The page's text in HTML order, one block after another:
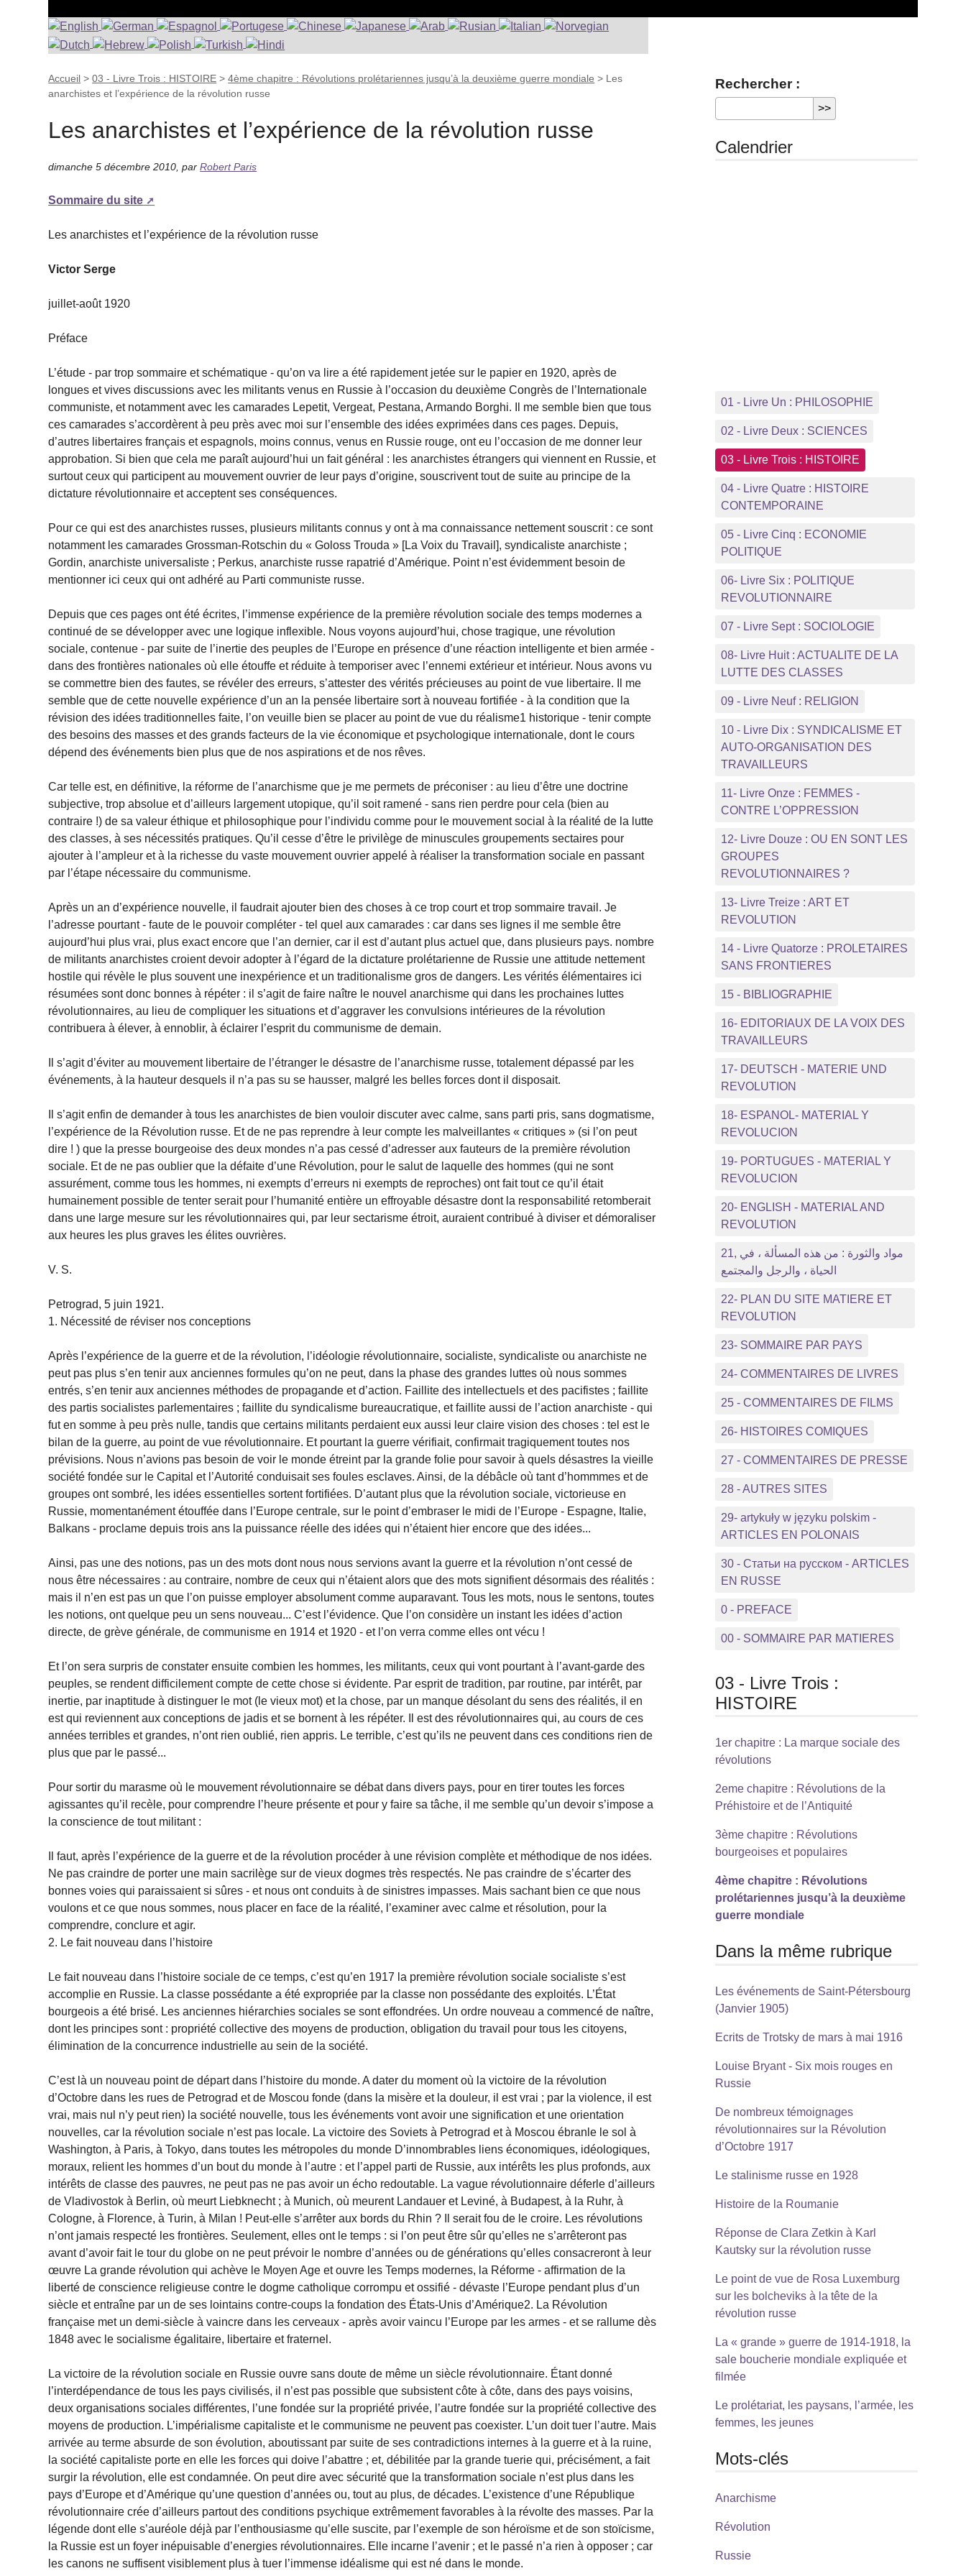
Accueil >03 - Livre Trois : HISTOIRE >4ème chapitre : Révolutions prolétariennes jusqu’à la deuxième guerre mondiale > Les
anarchistes et l’expérience de la révolution russe
Les anarchistes et l’expérience de la révolution russe
dimanche 5 décembre 2010 ,parRobert Paris
Sommaire du site
Les anarchistes et l’expérience de la révolution russe
Victor Serge
juillet-août 1920
Préface
L’étude - par trop sommaire et schématique - qu’on va lire a été rapidement jetée sur le papier en 1920, après de
longues et vives discussions avec les militants venus en Russie à l’occasion du deuxième Congrès de l’Internationale
communiste, et notamment avec les camarades Lepetit, Vergeat, Pestana, Armando Borghi. Il me semble bien que tous
ces camarades s’accordèrent à peu près avec moi sur l’ensemble des idées exprimées dans ces pages. Depuis,
d’autres libertaires français et espagnols, moins connus, venus en Russie rouge, ont eu l’occasion de me donner leur
approbation. Si bien que cela me paraît aujourd’hui un fait général : les anarchistes étrangers qui viennent en Russie, et
surtout ceux qui participent au mouvement ouvrier de leur pays d’origine, souscrivent tout de suite au principe de la
dictature révolutionnaire et acceptent ses conséquences.
Pour ce qui est des anarchistes russes, plusieurs militants connus y ont à ma connaissance nettement souscrit : ce sont
notamment les camarades Grossman-Rotschin du « Goloss Trouda » [La Voix du Travail], syndicaliste anarchiste ;
Gordin, anarchiste universaliste ; Perkus, anarchiste russe rapatrié d’Amérique. Point n’est évidemment besoin de
mentionner ici ceux qui ont adhéré au Parti communiste russe.
Depuis que ces pages ont été écrites, l’immense expérience de la première révolution sociale des temps modernes a
continué de se développer avec une logique inflexible. Nous voyons aujourd’hui, chose tragique, une révolution
sociale, contenue - par suite de l’inertie des peuples de l’Europe en présence d’une réaction intelligente et bien armée -
dans des frontières nationales où elle étouffe et réduite à temporiser avec l’ennemi extérieur et intérieur. Nous avons vu
se commettre bien des fautes, se révéler des erreurs, s’attester des vérités précieuses au point de vue libertaire. Il me
semble que de cette nouvelle expérience d’un an la pensée libertaire sort à nouveau fortifiée - à la condition que la
révision des idées traditionnelles faite, l’on veuille bien se placer au point de vue du réalisme1 historique - tenir compte
des besoins des masses et des grands facteurs de la vie économique et psychologique internationale, dont le cours
dépend des événements bien plus que de nos aspirations et de nos rêves.
Car telle est, en définitive, la réforme de l’anarchisme que je me permets de préconiser : au lieu d’être une doctrine
subjective, trop absolue et d’ailleurs largement utopique, qu’il soit ramené - sans rien perdre pour cela (bien au
contraire !) de sa valeur éthique et philosophique pour l’individu comme pour le mouvement social à la réalité de la lutte
des classes, à ses nécessités pratiques. Qu’il cesse d’être le privilège de minuscules groupements sectaires pour
ajouter à l’ampleur et à la richesse du vaste mouvement ouvrier appelé à réaliser la transformation sociale en passant
par l’étape nécessaire du communisme.
Après un an d’expérience nouvelle, il faudrait ajouter bien des choses à ce trop court et trop sommaire travail. Je
l’adresse pourtant - faute de le pouvoir compléter - tel quel aux camarades : car dans ses lignes il me semble être
aujourd’hui plus vrai, plus exact encore que l’an dernier, car il est d’autant plus actuel que, dans plusieurs pays. nombre
de militants anarchistes croient devoir adopter à l’égard de la dictature prolétarienne de Russie une attitude nettement
hostile qui révèle le plus souvent une inexpérience et un traditionalisme gros de dangers. Les vérités élémentaires ici
résumées sont donc bonnes à répéter : il s’agit de faire naître le nouvel anarchisme qui dans les prochaines luttes
révolutionnaires, au lieu de compliquer les situations et d’aggraver les convulsions intérieures de la révolution
contribuera à élever, à ennoblir, à éclairer l’esprit du communisme de demain.
Il s’agit d’éviter au mouvement libertaire de l’étranger le désastre de l’anarchisme russe, totalement dépassé par les
événements, à la hauteur desquels il n’a pas su se hausser, malgré les belles forces dont il disposait.
Il s’agit enfin de demander à tous les anarchistes de bien vouloir discu­ter avec calme, sans parti pris, sans dogmatisme,
l’expérience de la Révo­lution russe. Et de ne pas reprendre à leur compte les malveillantes « critiques » (si l’on peut
dire ! ) que la presse bourgeoise des deux mondes n’a pas cessé d’adresser aux fauteurs de la première révolution
sociale. Et de ne pas oublier que la défaite d’une Révolution, pour le salut de laquelle des hommes (qui ne sont
assurément, comme tous les hommes, ni exempts d’erreurs ni exempts de reproches) ont fait tout ce qu’il était
humainement possible de tenter serait pour l’humanité entière un effroyable désastre dont la responsabilité retomberait
dans une large mesure sur les révolutionnaires qui, par leur sectarisme étroit, auraient contribué à diviser et démoraliser
aux heures les plus graves les élites ouvrières.
V. S.
Petrograd, 5 juin 1921.
1. Nécessité de réviser nos conceptions
Après l’expérience de la guerre et de la révolution, l’idéologie révolutionnaire, socialiste, syndicaliste ou anarchiste ne
peut pas plus s’en tenir aux anciennes formules qu’on ne peut, dans la phase des grandes luttes où nous sommes
entrés, s’en tenir aux anciennes méthodes de propagande et d’action. Faillite des intellectuels et des pacifistes ; faillite
des partis socialistes parlementaires ; faillite du syndicalisme bureaucratique, et faillite aussi de l’action anarchiste - qui
fut en somme à peu près nulle, tandis que certains militants perdaient eux aussi leur claire vision des choses : tel est le
bilan de la guerre, au point de vue révolutionnaire. Et pourtant la guerre vérifiait, confirmait tragiquement toutes nos
prévisions. Nous n’avions pas besoin de voir le monde étreint par la grande folie pour savoir à quels désastres la vieille
société fondée sur le Capital et l’Autorité conduisait ses foules esclaves. Ainsi, de la débâcle où tant d’hommmes et de
groupes ont sombré, les idées essentielles sortent fortifiées. D’autant plus que la révolution sociale, victorieuse en
Russie, momentanément étouffée dans l’Europe centrale, sur le point d’embraser le midi de l’Europe - Espagne, Italie,
Balkans - proclame depuis trois ans la puissance réelle des idées qui n’étaient hier encore que des idées...
Ainsi, pas une des notions, pas un des mots dont nous nous servions avant la guerre et la révolution n’ont cessé de
nous être nécessaires : au contraire, nombre de ceux qui n’étaient alors que des mots signifient désormais des réalités :
mais il n’en est pas un que l’on puisse employer absolument comme auparavant. Tous les mots, nous le sentons, toutes
les notions, ont quelque peu un sens nouveau... C’est l’évidence. Que l’on considère un instant les idées d’action
directe, de grève générale, de communisme en 1914 et 1920 - et l’on verra comme elles ont vécu !
Et l’on sera surpris de constater ensuite combien les hommes, les militants, ceux qui vont pourtant à l’avant-garde des
peuples, se rendent difficilement compte de cette chose si évidente. Par esprit de tradition, par routine, par intérêt, par
inertie, par inaptitude à distinguer le mot (le vieux mot) et la chose, par un manque désolant du sens des réalités, il en
est qui reviennent aux conceptions de jadis et se bornent à les répéter. Il est des révolutionnaires qui, au cours de ces
années terribles et grandes, n’ont rien oublié, rien appris. Le terrible, c’est qu’ils ne peuvent dans ces condi­tions rien de
plus que par le passé...
Pour sortir du marasme où le mouvement révolutionnaire se débat dans divers pays, pour en tirer toutes les forces
agissantes qu’il recèle, pour comprendre l’heure présente et pour y faire sa tâche, il me semble qu’un devoir s’impose a
la conscience de tout militant :
Il faut, après l’expérience de la guerre et de la révolution procéder à une révision complète et méthodique de nos idées.
Ne pas craindre de porter une main sacrilège sur de vieux dogmes très respectés. Ne pas craindre de s’écarter des
bonnes voies qui paraissaient si sûres - et nous ont conduits à de sinistres impasses. Mais sachant bien ce que nous
voulons et ce que nous sommes, nous placer en face de la réalité, l’exami­ner avec calme et résolution, pour la
comprendre, conclure et agir.
2. Le fait nouveau dans l’histoire
Le fait nouveau dans l’histoire sociale de ce temps, c’est qu’en 1917 la première révolution sociale socialiste s’est
accomplie en Russie. La classe possédante a été expropriée par la classe non possédante des exploités. L’État
bourgeois a été brisé. Les anciennes hiérarchies sociales se sont effondrées. Un ordre nouveau a commencé de naître,
dont les prin­cipes sont : propriété collective des moyens de production, obligation du travail pour tous les citoyens,
élimination de la concurrence industrielle au sein de la société.
C’est là un nouveau point de départ dans l’histoire du monde. A dater du moment où la victoire de la révolution
d’Octobre dans les rues de Petrograd et de Moscou fonde (dans la misère et la douleur, il est vrai ; par la violence, il est
vrai, mais nul n’y peut rien) la société nouvelle, tous les événements vont avoir une signification et une orientation
nouvelles, car la révolution sociale n’est pas locale. La victoire des Soviets à Petrograd et à Moscou ébranle le sol à
Washington, à Paris, à Tokyo, dans toutes les métropoles du monde D’innombrables liens économiques, idéologiques,
moraux, relient les hommes d’un bout du monde à l’autre : et l’appel parti de Russie, aux intérêts les plus profonds, aux
intérêts de classe des pauvres, ne peut pas ne pas avoir un écho redoutable. La vague révolutionnaire déferle d’ailleurs
de Vladivostok à Berlin, où meurt Liebknecht ; à Munich, où meurent Landauer et Leviné, à Budapest, à la Ruhr, à
Cologne, à Florence, à Turin, à Milan ! Peut-elle s’arrêter aux bords du Rhin ? Il serait fou de le croire. Les révolutions
n’ont jamais respecté les frontières. Seulement, elles ont le temps : si l’on peut être sûr qu’elles ne s’arrêteront pas
avant d’avoir fait le tour du globe on ne peut prévoir le nombre d’années ou de générations qu’elles consacreront à leur
œuvre La grande révolution qui achève le Moyen Age et ouvre les Temps modernes, la Réforme - affirmation de la
liberté de conscience religieuse contre le dogme catholique corrompu et ossifié - dévaste l’Europe pendant plus d’un
siècle et entraîne par un de ses lointains contre-coups la fondation des États-Unis d’Amérique2. La Révolution
française met un demi-siècle à vaincre dans les cerveaux - après avoir vaincu l’Europe par les armes - et se rallume dès
1848 avec le socialisme égalitaire, libertaire et fraternel.
La victoire de la révolution sociale en Russie ouvre sans doute de même un siècle révolutionnaire. Étant donné
l’interdépendance de tous les pays civilisés, il n’est pas possible que subsistent côte à côte, dans des pays voisins,
deux organisations sociales différentes, l’une fondée sur la propriété privée, l’autre fondée sur la propriété collective des
moyens de production. L’impérialisme capitaliste et le communisme ne peuvent pas coexister. L’un doit tuer l’autre. Mais
arrivée au terme absurde de son évolution, aboutissant par suite de ses contradictions internes à la guerre et à la ruine,
la société capitaliste porte en elle les forces qui doive l’abattre ; et, débilitée par la grande tuerie qui, précisément, a fait
surgir la révolution, elle est condamnée. On peut dire avec sécurité que la transformation sociale n’est plus dans les
pays d’Europe et d’Amérique qu’une question d’années ou, tout au plus, de décades. L’existence d’une République
révolutionnaire crée d’ailleurs partout des conditions psychique extrêmement favorables à la révolte des masses. Par la
légende dont elle s’auréole déjà par l’enthousiasme qu’elle suscite, par l’exemple de son héroïsme et de son stoïcisme,
la Russie est un foyer inépuisable d’energies révolutionnaires. Elle incarne l’avenir ; et le passé n’a rien à opposer ; car
les canons ne suffisent visiblement plus à tuer l’immense idéalisme qui est né dans le monde.
Rechercher :
Calendrier
01 - Livre Un : PHILOSOPHIE
02 - Livre Deux : SCIENCES
03 - Livre Trois : HISTOIRE
04 - Livre Quatre : HISTOIRE
CONTEMPORAINE
05 - Livre Cinq : ECONOMIE
POLITIQUE
06- Livre Six : POLITIQUE
REVOLUTIONNAIRE
07 - Livre Sept : SOCIOLOGIE
08- Livre Huit : ACTUALITE DE LA
LUTTE DES CLASSES
09 - Livre Neuf : RELIGION
10 - Livre Dix : SYNDICALISME ET
AUTO-ORGANISATION DES
TRAVAILLEURS
11- Livre Onze : FEMMES -
CONTRE L’OPPRESSION
12- Livre Douze : OU EN SONT LES
GROUPES
REVOLUTIONNAIRES ?
13- Livre Treize : ART ET
REVOLUTION
14 - Livre Quatorze : PROLETAIRES
SANS FRONTIERES
15 - BIBLIOGRAPHIE
16- EDITORIAUX DE LA VOIX DES
TRAVAILLEURS
17- DEUTSCH - MATERIE UND
REVOLUTION
18- ESPANOL- MATERIAL Y
REVOLUCION
19- PORTUGUES - MATERIAL Y
REVOLUCION
20- ENGLISH - MATERIAL AND
REVOLUTION
21, مواد والثورة : من هذه المسألة ، في
الحياة ، والرجل والمجتمع
22- PLAN DU SITE MATIERE ET
REVOLUTION
23- SOMMAIRE PAR PAYS
24- COMMENTAIRES DE LIVRES
25 - COMMENTAIRES DE FILMS
26- HISTOIRES COMIQUES
27 - COMMENTAIRES DE PRESSE
28 - AUTRES SITES
29- artykuły w języku polskim -
ARTICLES EN POLONAIS
30 - Статьи на русском - ARTICLES
EN RUSSE
0 - PREFACE
00 - SOMMAIRE PAR MATIERES
03 - Livre Trois :
HISTOIRE
1er chapitre : La marque sociale des
révolutions
2eme chapitre : Révolutions de la
Préhistoire et de l’Antiquité
3ème chapitre : Révolutions
bourgeoises et populaires
4ème chapitre : Révolutions
prolétariennes jusqu’à la deuxième
guerre mondiale
Dans la même rubrique
Les événements de Saint-Pétersbourg
(Janvier 1905)
Ecrits de Trotsky de mars à mai 1916
Louise Bryant - Six mois rouges en
Russie
De nombreux témoignages
révolutionnaires sur la Révolution
d’Octobre 1917
Le stalinisme russe en 1928
Histoire de la Roumanie
Réponse de Clara Zetkin à Karl
Kautsky sur la révolution russe
Le point de vue de Rosa Luxemburg
sur les bolcheviks à la tête de la
révolution russe
La « grande » guerre de 1914-1918, la
sale boucherie mondiale expliquée et
filmée
Le prolétariat, les paysans, l’armée, les
femmes, les jeunes
Mots-clés
Anarchisme
Révolution
Russie